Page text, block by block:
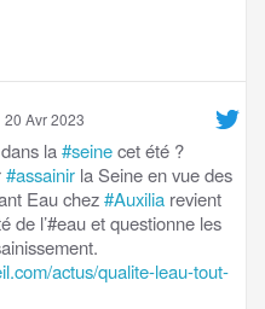
20 Avr 2023
la#seinecet été ?
#assainir la Seine en vue des
Eau chez#Auxilia revient
de l’#eau et questionne les
actus/qualite-leau-tout-